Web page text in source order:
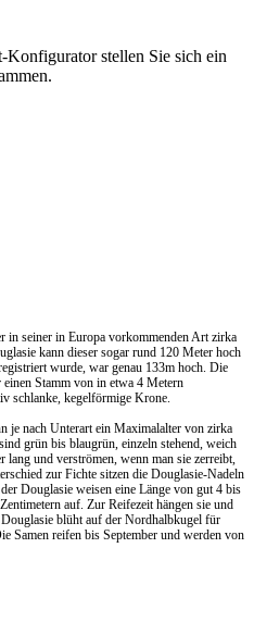
Konfiguratorstellen Sie sich ein
in seiner in Europa vorkommenden Art zirka
kann dieser sogar rund 120 Meter hoch
wurde, war genau 133m hoch. Die
Stamm von in etwa 4 Metern
schlanke, kegelförmige Krone.
je nach Unterart ein Maximalalter von zirka
grün bis blaugrün, einzeln stehend, weich
und verströmen, wenn man sie zerreibt,
zur Fichte sitzen die Douglasie-Nadeln
Douglasie weisen eine Länge von gut 4 bis
auf. Zur Reifezeit hängen sie und
blüht auf der Nordhalbkugel für
Samen reifen bis September und werden von